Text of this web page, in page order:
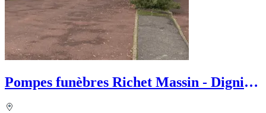
Pompes funèbres Richet Massin - Dignité